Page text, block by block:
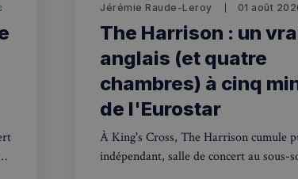
Événements à venir
Jérémie Raude-Leroy 01 août
The Harrison : un
anglais (et quatre
chambres) à cinq
de l'Eurostar
À King's Cross, The Harrison cumule
indépendant, salle de concert au sous-